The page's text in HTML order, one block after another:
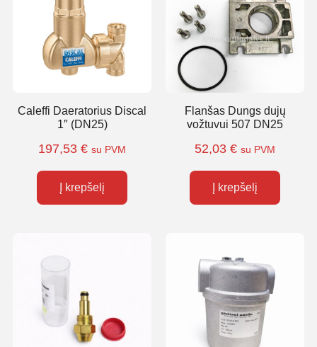
Caleffi Daeratorius Discal
1″ (DN25)
197,53 € su PVM
Į krepšelį
Flanšas Dungs dujų
vožtuvui 507 DN25
52,03 € su PVM
Į krepšelį